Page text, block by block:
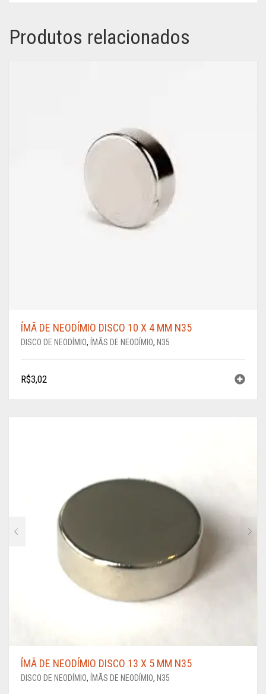
Produtos relacionados
ÍMÃ DE NEODÍMIO DISCO 10 X 4 MM N35
DISCO DE NEODÍMIO, ÍMÃS DE NEODÍMIO, N35
R$3,02
ÍMÃ DE NEODÍMIO DISCO 13 X 5 MM N35
DISCO DE NEODÍMIO, ÍMÃS DE NEODÍMIO, N35